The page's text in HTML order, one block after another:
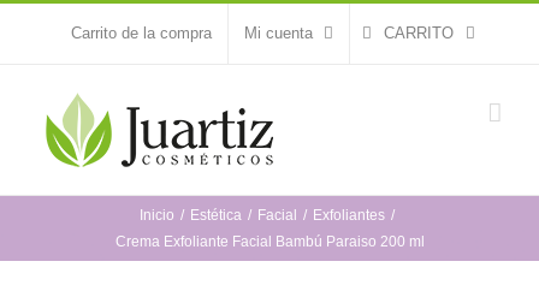
Carrito de la compra Mi cuenta CARRITO
Inicio Estética Facial
Exfoliantes
Crema Exfoliante Facial Bambú Paraiso 200 ml